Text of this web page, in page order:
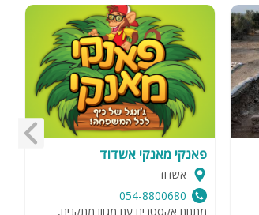
פאנקי מאנקי אשדוד
אשדוד
054-8800680
מתחם אקסטרים עם מגוון מתקנים,